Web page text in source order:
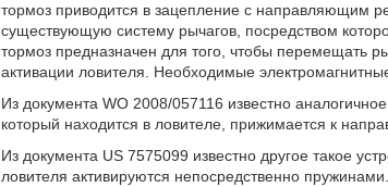
тормоз приводится в зацепление с направляющим
существующую систему рычагов, посредством
тормоз предназначен для того, чтобы перемещать
активации ловителя. Необходимые
Из документа WO 2008/057116 известно
который находится в ловителе, прижимается к
Из документа US 7575099 известно другое такое
ловителя активируются непосредственно